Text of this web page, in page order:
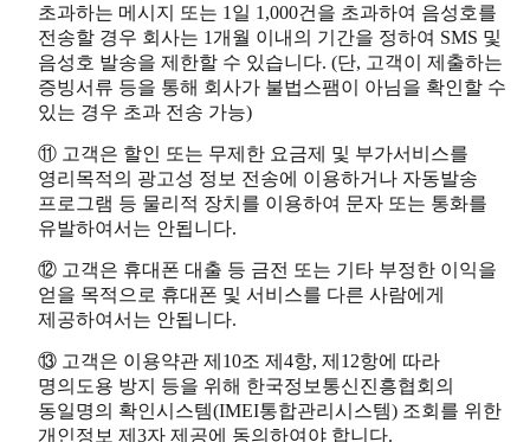
초과하는 메시지 또는 1일 1,000건을 초과하여 음성호를
전송할 경우 회사는 1개월 이내의 기간을 정하여 SMS 및
음성호 발송을 제한할 수 있습니다. (단, 고객이 제출하는
증빙서류 등을 통해 회사가 불법스팸이 아님을 확인할 수
있는 경우 초과 전송 가능)
⑪ 고객은 할인 또는 무제한 요금제 및 부가서비스를
영리목적의 광고성 정보 전송에 이용하거나 자동발송
프로그램 등 물리적 장치를 이용하여 문자 또는 통화를
유발하여서는 안됩니다.
⑫ 고객은 휴대폰 대출 등 금전 또는 기타 부정한 이익을
얻을 목적으로 휴대폰 및 서비스를 다른 사람에게
제공하여서는 안됩니다.
⑬ 고객은 이용약관 제10조 제4항, 제12항에 따라
명의도용 방지 등을 위해 한국정보통신진흥협회의
동일명의 확인시스템(IMEI통합관리시스템) 조회를 위한
개인정보 제3자 제공에 동의하여야 합니다.